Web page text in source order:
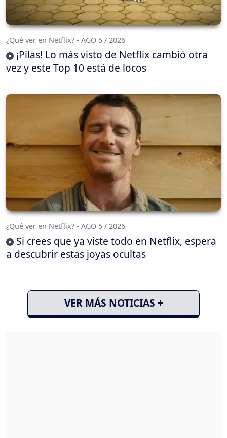
¿Qué ver en Netflix? - AGO 5 / 2026
¡Pilas! Lo más visto de Netflix cambió otra
vez y este Top 10 está de locos
¿Qué ver en Netflix? - AGO 5 / 2026
Si crees que ya viste todo en Netflix, espera
a descubrir estas joyas ocultas
VER MÁS NOTICIAS +